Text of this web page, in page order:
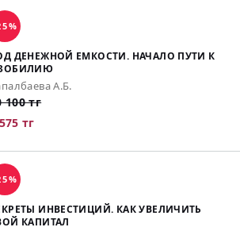
ДЕНЕЖНОЙ ЕМКОСТИ. НАЧАЛО ПУТИ К
А.Б.
100 тг
тг
ИНВЕСТИЦИЙ. КАК УВЕЛИЧИТЬ
КАПИТАЛ